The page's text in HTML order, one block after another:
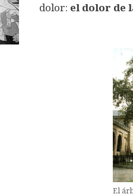
dolor: el dolor de
El